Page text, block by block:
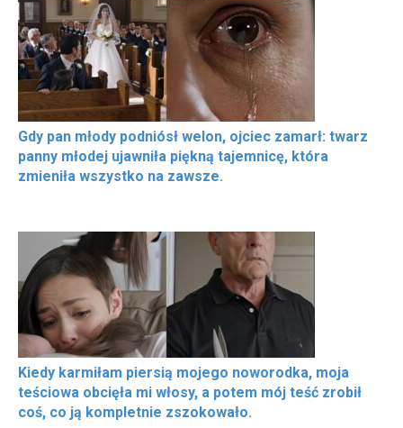
Gdy pan młody podniósł welon, ojciec zamarł: twarz
panny młodej ujawniła piękną tajemnicę, która
zmieniła wszystko na zawsze.
Kiedy karmiłam piersią mojego noworodka, moja
teściowa obcięła mi włosy, a potem mój teść zrobił
coś, co ją kompletnie zszokowało.